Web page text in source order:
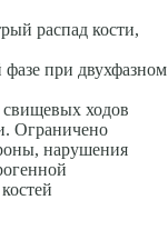
распад кости,
при двухфазном
ходов
Ограничено
нарушения